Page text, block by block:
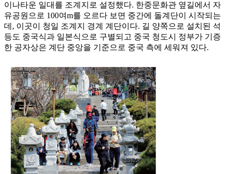
이나타운 일대를 조계지로 설정했다. 한중문화관 옆길에서 자
유공원으로 100여m를 오르다 보면 중간에 돌계단이 시작되는
데, 이곳이 청일 조계지 경계 계단이다. 길 양쪽으로 설치된 석
등도 중국식과 일본식으로 구별되고 중국 청도시 정부가 기증
한 공자상은 계단 중앙을 기준으로 중국 측에 세워져 있다.